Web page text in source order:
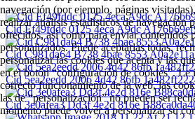
Cid Ef49fddc 0125 4eca A9dc
Cid C981da64 B738 4bae 8553
Cid 5ea2eedd 2006 4d42 86fb
Cid 3e0afea3 Dd3f 4e2d 816e
navegación (por ejemplo, páginas
realizar análisis estadísticos de navegación
ofrecidos, así como para enviar contenidos
personalizados. Puede aceptarlas todas,
personalizar las cookies que acepta y las
en el botón “configuración de cookies”. Le
correcto funcionamiento de la web, las
las de “personalización” no pueden ser
momento puede volver a personalizar su